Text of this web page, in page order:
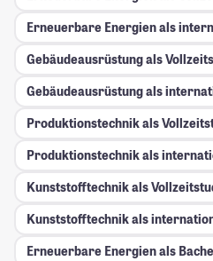
Erneuerbare Energien als
Gebäudeausrüstung als
Gebäudeausrüstung als
Produktionstechnik als
Produktionstechnik als
Kunststofftechnik als
Kunststofftechnik als
Erneuerbare Energien als